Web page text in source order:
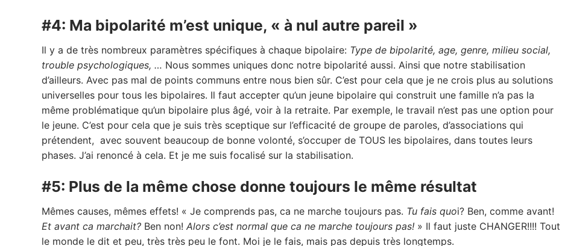
#4: Ma bipolarité m’est unique, « à nul autre pareil »
Il y a de très nombreux paramètres spécifiques à chaque bipolaire: Type de bipolarité, age, genre, milieu social,
trouble psychologiques, … Nous sommes uniques donc notre bipolarité aussi. Ainsi que notre stabilisation
d’ailleurs. Avec pas mal de points communs entre nous bien sûr. C’est pour cela que je ne crois plus au solutions
universelles pour tous les bipolaires. Il faut accepter qu’un jeune bipolaire qui construit une famille n’a pas la
même problématique qu’un bipolaire plus âgé, voir à la retraite. Par exemple, le travail n’est pas une option pour
le jeune. C’est pour cela que je suis très sceptique sur l’efficacité de groupe de paroles, d’associations qui
prétendent, avec souvent beaucoup de bonne volonté, s’occuper de TOUS les bipolaires, dans toutes leurs
phases. J’ai renoncé à cela. Et je me suis focalisé sur la stabilisation.
#5: Plus de la même chose donne toujours le même résultat
Mêmes causes, mêmes effets! « Je comprends pas, ca ne marche toujours pas. Tu fais quoi? Ben, comme avant!
Et avant ca marchait?Ben non! Alors c’est normal que ca ne marche toujours pas! » Il faut juste CHANGER!!!! Tout
le monde le dit et peu, très très peu le font. Moi je le fais, mais pas depuis très longtemps.